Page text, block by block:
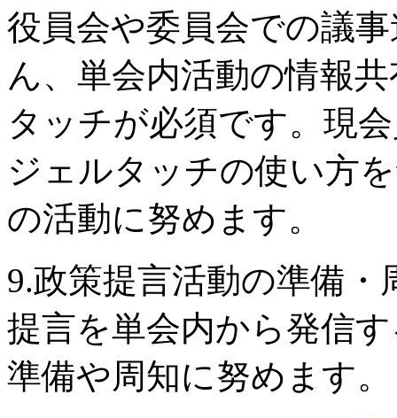
役員会や委員会での議
ん、単会内活動の情報
タッチが必須です。現
ジェルタッチの使い方
の活動に努めます。
9.政策提言活動の準備・
提言を単会内から発信
準備や周知に努めます。